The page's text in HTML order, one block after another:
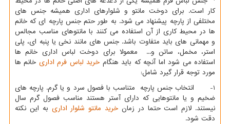
کار است. برای دوخت مانتو و شلوارهای اداری همیشه جنس های
مختلفی از پارچه پیشنهاد می شود. به طور حتم جنس پارچه ای که خانم
ها در محیط کاری از آن استفاده می کنند با مانتوهای مناسب مجالس
و مهمانی های باید متفاوت باشد. جنس های مانند نخی یا پنبه ای، پلی
استر، مخمل، ساتن و... معمولا برای دوخت لباس اداری خانم ها
استفاده می شود اما آنچه که باید هنگام خرید لباس فرم اداری خانم ها
مورد توجه قرار گیرد شامل:
1- انتخاب جنس پارچه متناسب با فصول سرد و یا گرم. پارچه های
ضخیم و یا مانتوهایی که دارای آستر هستند مناسب فصول گرم سال
نیستند. لازم است حتما در زمان خرید مانتو شلوار اداری به این نکته
دقت شود.